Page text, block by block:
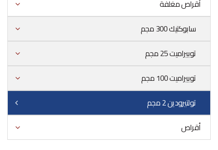
أقراص مغلفة
سابوكتيك 300 مجم
توبيراميت 25 مجم
توبيراميت 100 مجم
تولتيرودين 2 مجم
أقراص